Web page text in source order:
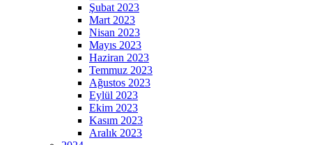
Şubat 2023
Mart 2023
Nisan 2023
Mayıs 2023
Haziran 2023
Temmuz 2023
Ağustos 2023
Eylül 2023
Ekim 2023
Kasım 2023
Aralık 2023